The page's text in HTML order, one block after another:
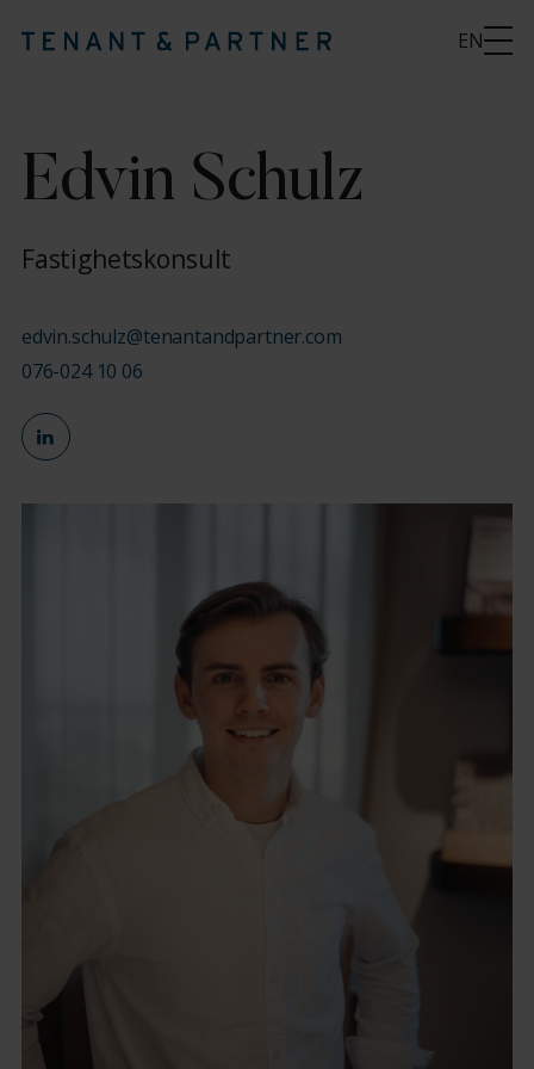
EN
Edvin Schulz
Fastighetskonsult
edvin.schulz@tenantandpartner.com
076-024 10 06